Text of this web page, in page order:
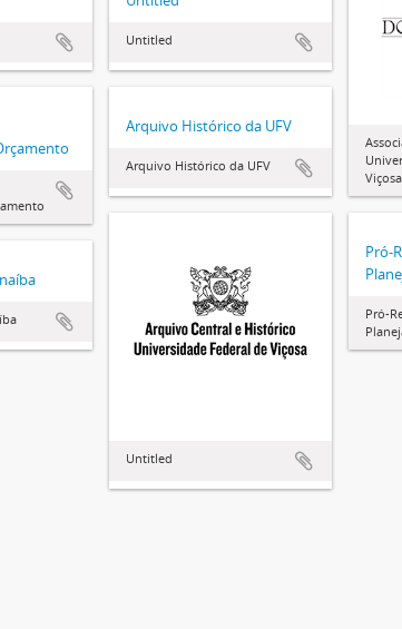
Untitled
Arquivo Histórico da UFV
Arquivo Histórico da UFV
Untitled
Pró-
Pró-